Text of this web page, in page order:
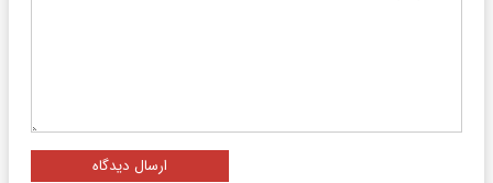
ارسال دیدگاه